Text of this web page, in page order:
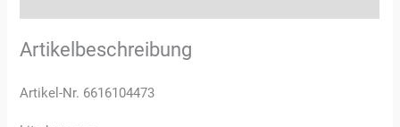
Artikelbeschreibung
Artikel-Nr. 6616104473